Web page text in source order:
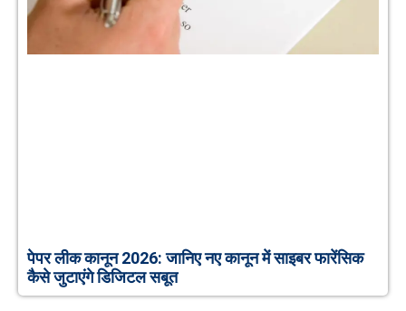
पेपर लीक कानून 2026: जानिए नए कानून में साइबर फारेंसिक
कैसे जुटाएंगे डिजिटल सबूत